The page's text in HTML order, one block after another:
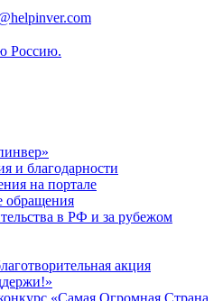
и благодарности
на портале
обращения
в РФ и за рубежом
акция
«Самая Огромная Страна